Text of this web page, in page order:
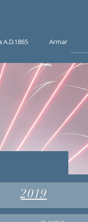
Armar
2019